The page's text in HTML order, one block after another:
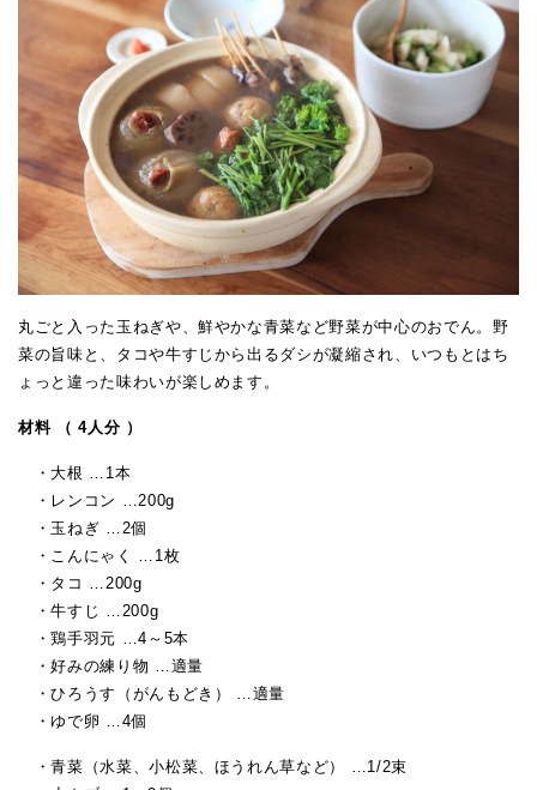
丸ごと入った玉ねぎや、鮮やかな青菜など野菜が中心のおでん。野
菜の旨味と、タコや牛すじから出るダシが凝縮され、いつもとはち
ょっと違った味わいが楽しめます。
材料 （ 4人分 ）
・大根 …1本
・レンコン …200g
・玉ねぎ …2個
・こんにゃく …1枚
・タコ …200g
・牛すじ …200g
・鶏手羽元 …4～5本
・好みの練り物 …適量
・ひろうす（がんもどき） …適量
・ゆで卵 …4個
・青菜（水菜、小松菜、ほうれん草など） …1/2束